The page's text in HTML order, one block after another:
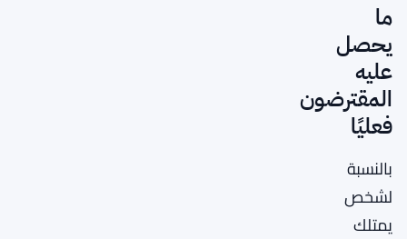
ما
يحصل
عليه
المقترضون
فعليًا
بالنسبة
لشخص
يمتلك